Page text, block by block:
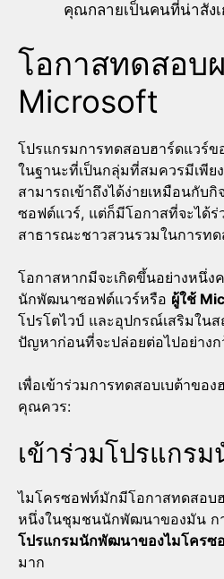
คุณกลายเป็นคนที่น่าสัง
โอกาสทดสอ
Microsoft
โปรแกรมการทดสอบฮาร์ดแวร์
ในฐานะที่เป็นกลุ่มที่สมควรมีเพีย
สามารถเข้าถึงได้ง่ายเหมือนกับ
ซอฟต์แวร์, แต่ก็มีโอกาสที่จะได้ร่
สาธารณะชาวสวนรวมในการทด
โอกาสหากมีจะเกิดขึ้นอย่างหนึ่ง
นักพัฒนาซอฟต์แวร์หรือ ผู้ใช้
โปรโตไวป์ และอุปกรณ์เสริมใน
ปัญหาก่อนที่จะปล่อยต่อไปอย่างก
เพื่อเข้าร่วมการทดสอบเบต้าขอ
คุณควร:
เข้าร่วมโปรแกร
ไมโครซอฟท์มักมีโอกาสทดสอบ
หนึ่งในชุมชนนักพัฒนาของมัน ก
โปรแกรมนักพัฒนาของไมโครซ
มาก